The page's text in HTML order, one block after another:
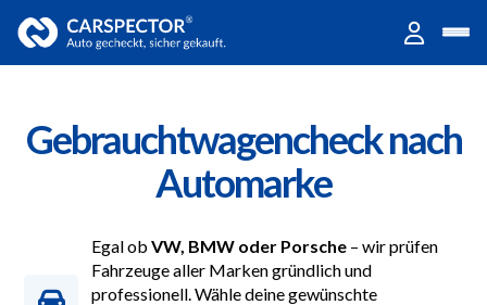
Gebrauchtwagencheck nach
Automarke
Egal obVW, BMW oder Porsche – wir prüfen
Fahrzeuge aller Marken gründlich und
professionell. Wähle deine gewünschte